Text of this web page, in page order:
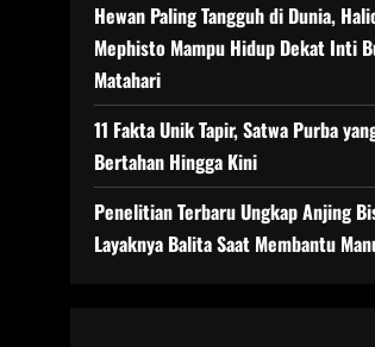
Hewan Paling Tangguh di Dunia,
Mephisto Mampu Hidup Dekat Inti
Matahari
11 Fakta Unik Tapir, Satwa Purba
Bertahan Hingga Kini
Penelitian Terbaru Ungkap Anjing
Layaknya Balita Saat Membantu